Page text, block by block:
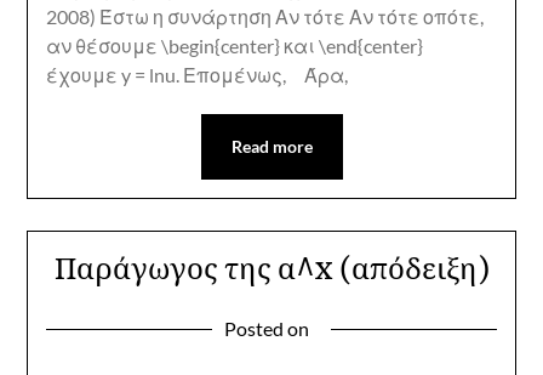
2008) Έστω η συνάρτηση Αν τότε Αν τότε οπότε,
αν θέσουμε \begin{center} και \end{center}
έχουμε y = lnu. Επομένως, Άρα,
Read more
Παράγωγος της α^x (απόδειξη)
Posted on